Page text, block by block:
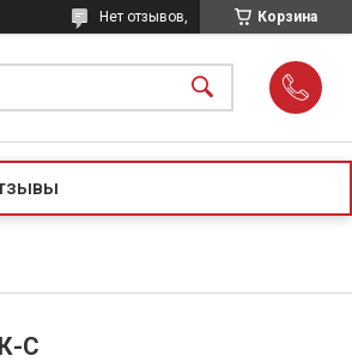
Корзина
Нет отзывов,
С